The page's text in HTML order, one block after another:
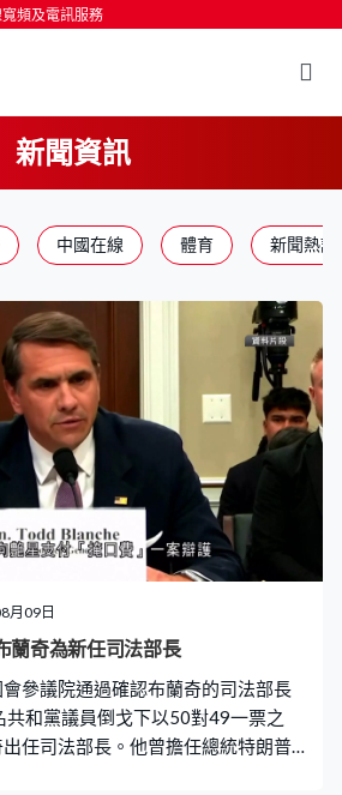
頻及電訊服務
新聞資訊
中國在線 體育 新聞熱話
月09日
蘭奇為新任司法部長
會參議院通過確認布蘭奇的司法部長
共和黨議員倒戈下以50對49一票之
任司法部長。他曾擔任總統特朗普